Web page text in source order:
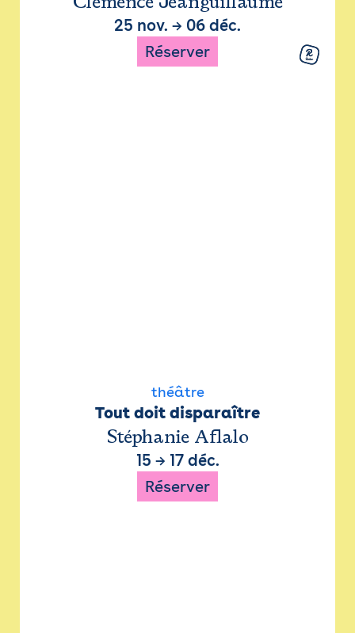
25 nov. → 06 déc.
Réserver
théâtre
Tout doit disparaître
Stéphanie Aflalo
15 → 17 déc.
Réserver